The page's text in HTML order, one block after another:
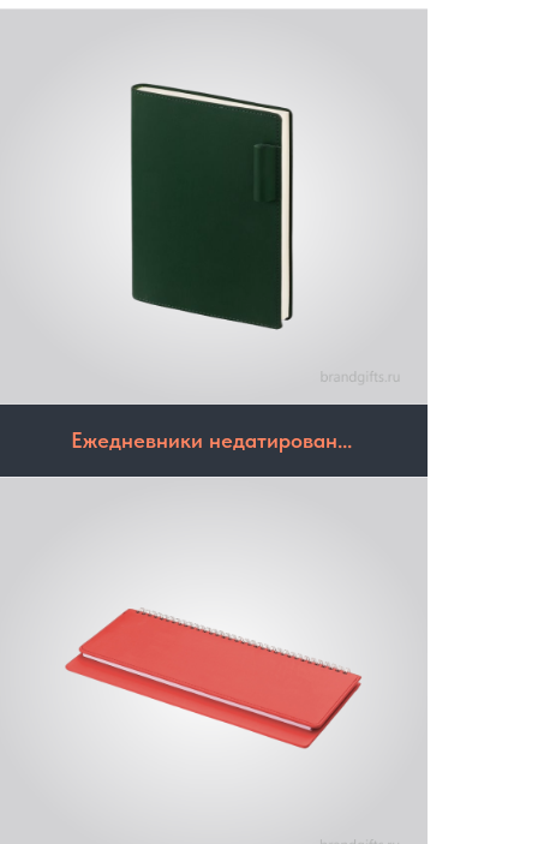
Ежедневники недатирован...